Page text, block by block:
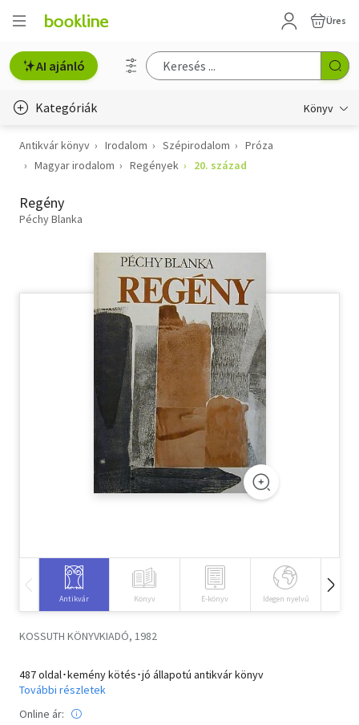
Üres
AI ajánló
Kategóriák Könyv
Életmód, egészség
Gyermek- és ifjúsági
Hobbi, szabadidő
Szótár, nyelvkönyv
Tankönyv, segédkönyv
Társadalomtudomány
Természettudomány
Vallás
Antikvár könyv Irodalom Szépirodalom
Próza
Magyar irodalom
Regények 20. század
Regény
Péchy Blanka
Antikvár Könyv E-könyv Idegen nyelvű
KOSSUTH KÖNYVKIADÓ, 1982
487 oldal･kemény kötés･jó állapotú antikvár könyv
További részletek
Online ár: